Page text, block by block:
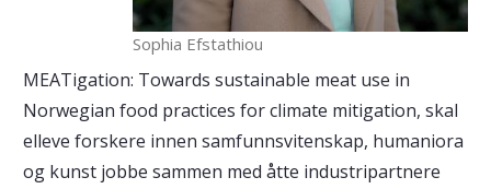
Sophia Efstathiou
MEATigation: Towards sustainable meat use in
Norwegian food practices for climate mitigation, skal
elleve forskere innen samfunnsvitenskap, humaniora
og kunst jobbe sammen med åtte industripartnere